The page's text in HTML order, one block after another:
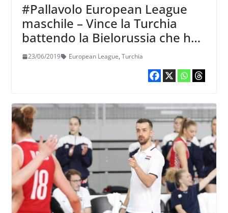
#Pallavolo European League
maschile – Vince la Turchia
battendo la Bielorussia che ha
eliminato la favorita Olanda
23/06/2019 European League, Turchia